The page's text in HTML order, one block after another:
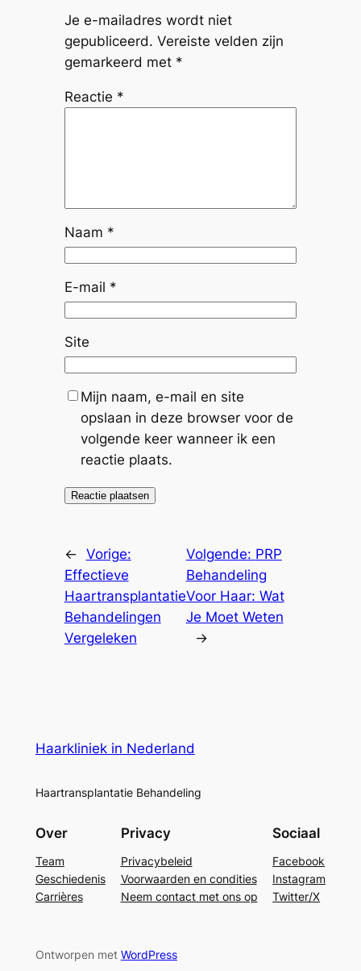
Je e-mailadres wordt niet
gepubliceerd. Vereiste velden zijn
gemarkeerd met *
Reactie *
Naam *
E-mail *
Site
Mijn naam, e-mail en site
opslaan in deze browser voor de
volgende keer wanneer ik een
reactie plaats.
← Vorige:
Effectieve
Haartransplantatie
Behandelingen
Vergeleken
Volgende: PRP
Behandeling
Voor Haar: Wat
Je Moet Weten
→
Haarkliniek in Nederland
Haartransplantatie Behandeling
Over
Team
Geschiedenis
Carrières
Privacy
Privacybeleid
Voorwaarden en condities
Neem contact met ons op
Sociaal
Facebook
Instagram
Twitter/X
Ontworpen met WordPress